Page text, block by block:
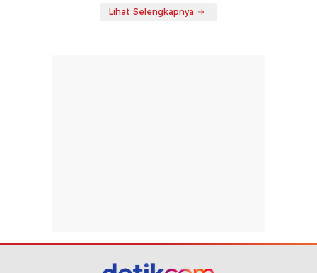
Lihat Selengkapnya